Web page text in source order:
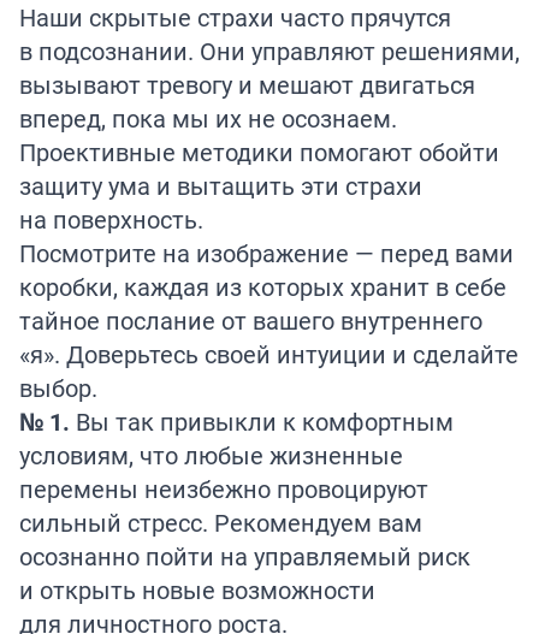
Наши скрытые страхи часто прячутся
в подсознании. Они управляют решениями,
вызывают тревогу и мешают двигаться
вперед, пока мы их не осознаем.
Проективные методики помогают обойти
защиту ума и вытащить эти страхи
на поверхность.
Посмотрите на изображение — перед вами
коробки, каждая из которых хранит в себе
тайное послание от вашего внутреннего
«я». Доверьтесь своей интуиции и сделайте
выбор.
№ 1. Вы так привыкли к комфортным
условиям, что любые жизненные
перемены неизбежно провоцируют
сильный стресс. Рекомендуем вам
осознанно пойти на управляемый риск
и открыть новые возможности
для личностного роста.